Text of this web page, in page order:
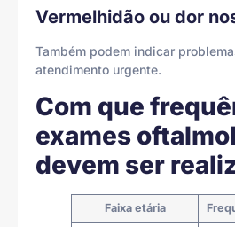
Vermelhidão ou dor
Também podem indicar
atendimento urgente.
Com que
exames
devem ser
Faixa etária